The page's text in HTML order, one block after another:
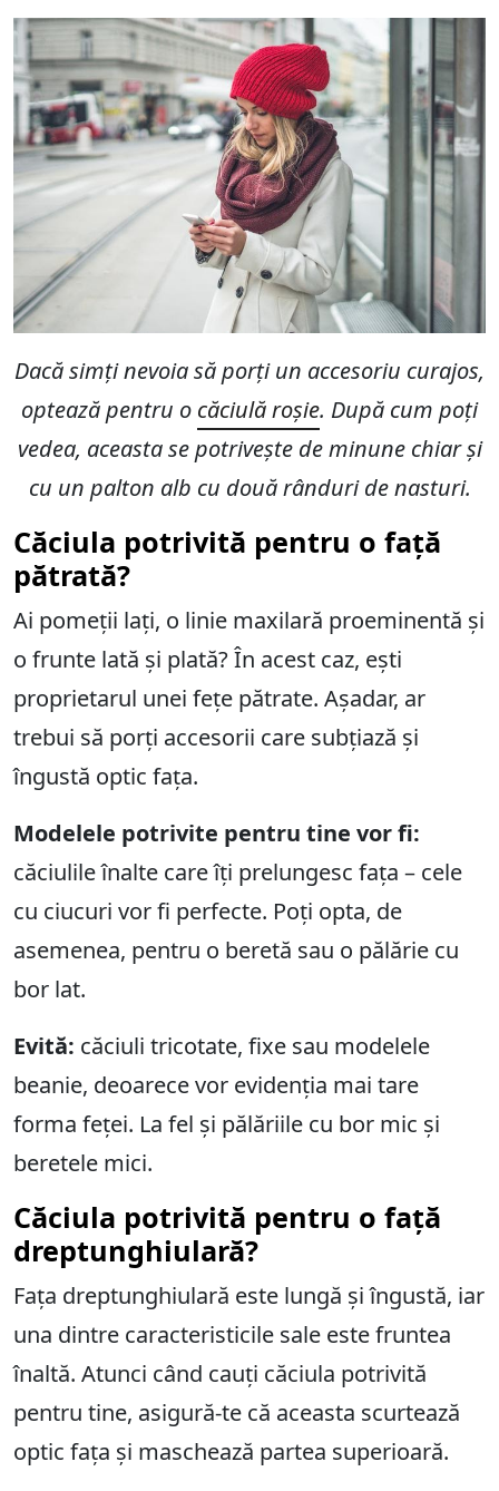
Dacă simți nevoia să porți un accesoriu curajos,
optează pentru o căciulă roșie. După cum poți
vedea, aceasta se potrivește de minune chiar și
cu un palton alb cu două rânduri de nasturi.
Căciula potrivită pentru o față
pătrată?
Ai pomeții lați, o linie maxilară proeminentă și
o frunte lată și plată? În acest caz, ești
proprietarul unei fețe pătrate. Așadar, ar
trebui să porți accesorii care subțiază și
îngustă optic fața.
Modelele potrivite pentru tine vor fi:
căciulile înalte care îți prelungesc fața – cele
cu ciucuri vor fi perfecte. Poți opta, de
asemenea, pentru o beretă sau o pălărie cu
bor lat.
Evită: căciuli tricotate, fixe sau modelele
beanie, deoarece vor evidenția mai tare
forma feței. La fel și pălăriile cu bor mic și
beretele mici.
Căciula potrivită pentru o față
dreptunghiulară?
Fața dreptunghiulară este lungă și îngustă, iar
una dintre caracteristicile sale este fruntea
înaltă. Atunci când cauți căciula potrivită
pentru tine, asigură-te că aceasta scurtează
optic fața și maschează partea superioară.